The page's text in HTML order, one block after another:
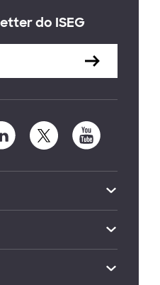
do ISEG